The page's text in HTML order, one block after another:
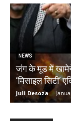
NEWS
जंग के मूड में
‘मिसाइल सिटी’
Juli Desoza -